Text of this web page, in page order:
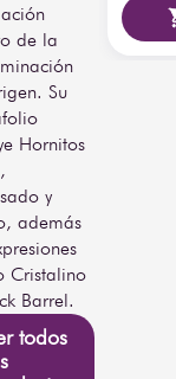
de la
Su
Hornitos
y
además
Cristalino
Barrel.
todos